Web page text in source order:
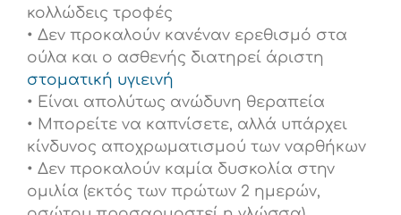
κολλώδεις τροφές
• Δεν προκαλούν κανέναν ερεθισμό στα
ούλα και ο ασθενής διατηρεί άριστη
στοματική υγιεινή
• Είναι απολύτως ανώδυνη θεραπεία
• Μπορείτε να καπνίσετε, αλλά υπάρχει
κίνδυνος αποχρωματισμού των ναρθήκων
• Δεν προκαλούν καμία δυσκολία στην
ομιλία (εκτός των πρώτων 2 ημερών,